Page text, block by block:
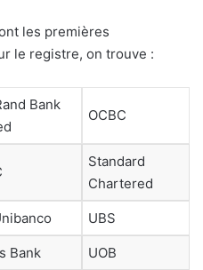
les premières
le registre, on trouve :
Bank
OCBC
Standard
Chartered
UBS
Bank UOB